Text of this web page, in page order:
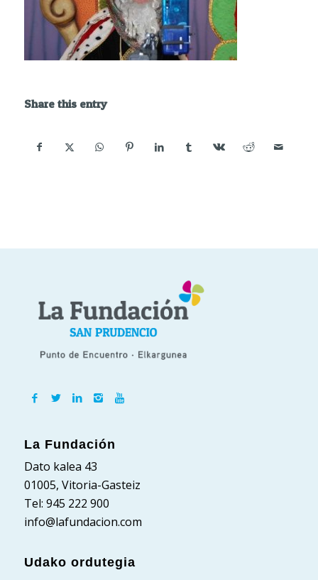
Share this entry
La Fundación
Dato kalea 43
01005, Vitoria-Gasteiz
Tel: 945 222 900
info@lafundacion.com
Udako ordutegia